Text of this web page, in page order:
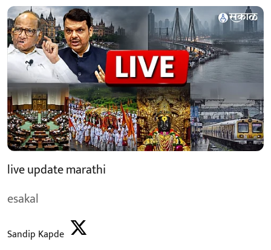
live update marathi
esakal
Sandip Kapde